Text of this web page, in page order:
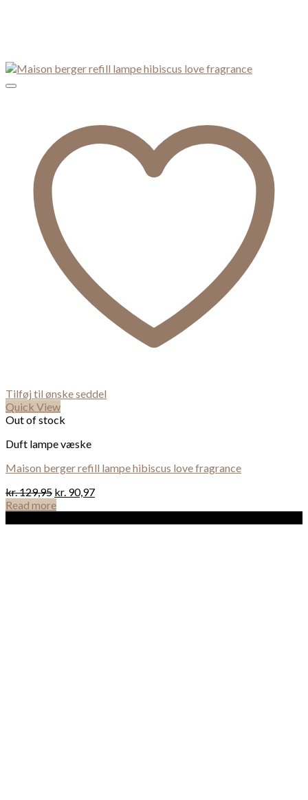
Tilføj til ønske seddel
Quick View
Out of stock
Duft lampe væske
Maison berger refill lampe hibiscus love fragrance
kr.129,95 kr. 90,97
Read more